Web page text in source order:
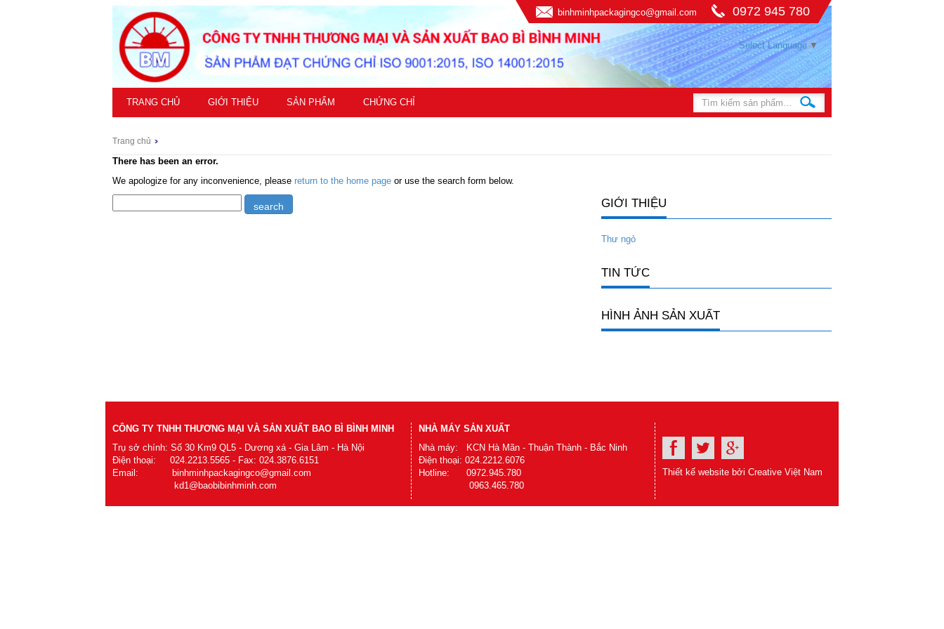
binhminhpackagingco@gmail.com 0972 945 780
Select Language ▼
TRANG CHỦ GIỚI THIỆU SẢN PHẨM CHỨNG CHỈ
Trang chủ
There has been an error.
We apologize for any inconvenience, please return to the home page or use the search form below.
GIỚI THIỆU
Thư ngỏ
TIN TỨC
HÌNH ẢNH SẢN XUẤT
CÔNG TY TNHH THƯƠNG MẠI VÀ SẢN XUẤT BAO BÌ BÌNH MINH
Trụ sở chính: Số 30 Km9 QL5 - Dương xá - Gia Lâm - Hà Nội
Điện thoại: 024.2213.5565 - Fax: 024.3876.6151
Email: binhminhpackagingco@gmail.com
kd1@baobibinhminh.com
NHÀ MÁY SẢN XUẤT
Nhà máy: KCN Hà Mãn - Thuận Thành - Bắc Ninh
Điện thoại: 024.2212.6076
Hotline: 0972.945.780
0963.465.780
Thiết kế website bởi Creative Việt Nam